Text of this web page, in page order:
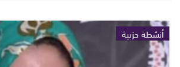
أنشطة حزبية